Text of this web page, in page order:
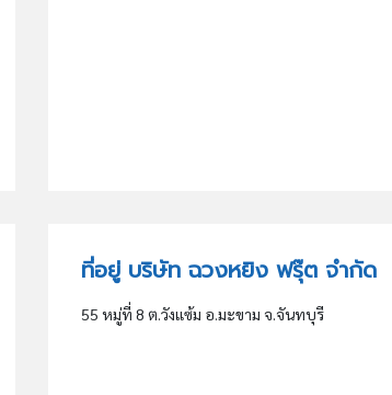
ที่อยู่ บริษัท ฉวงหยิง ฟรุ๊ต จำกัด
55 หมู่ที่ 8 ต.วังแซ้ม อ.มะขาม จ.จันทบุรี